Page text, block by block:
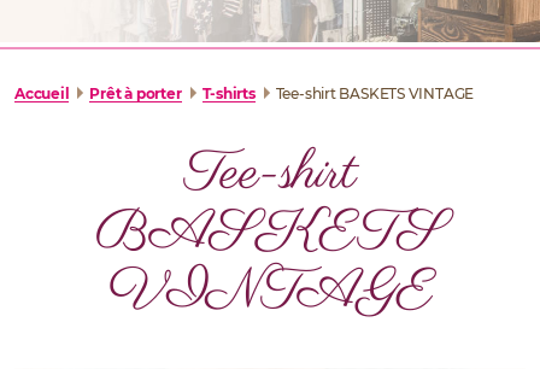
Accueil Prêt à porter T-shirts Tee-shirt BASKETS VINTAGE
Tee-shirt
BASKETS
VINTAGE